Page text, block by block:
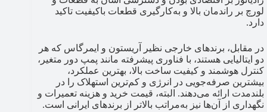
لورچ بر راندمان بالا و به‌کارگیری قطعات باکیفیت تاکید
دارد.
در مقابل، برندهای خارجی نظیر آریستون و ایمرگاس که هر
دو ایتالیایی هستند، با فناوری پیشرفته مانند پمپ دور متغیر،
کنترل هوشمند و کیفیت ساخت بالا، بهترین عملکرد،
بیشترین صرفه‌جویی در انرژی و کم‌ترین استهلاک را در
بلندمدت ارائه می‌دهند. البته، قیمت خرید و هزینه تعمیرات و
نگهداری از آن‌ها نیز به‌مراتب بالاتر از برندهای ایرانی است.